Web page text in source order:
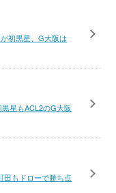
初黒星、G大阪は
星もACL2のG大阪
田もドローで勝ち点